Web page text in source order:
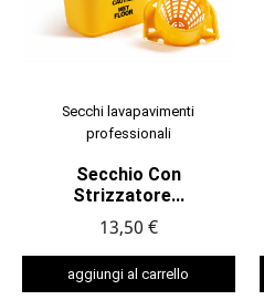
Secchi lavapavimenti
professionali
Secchio Con
Strizzatore...
13,50 €
aggiungi al carrello